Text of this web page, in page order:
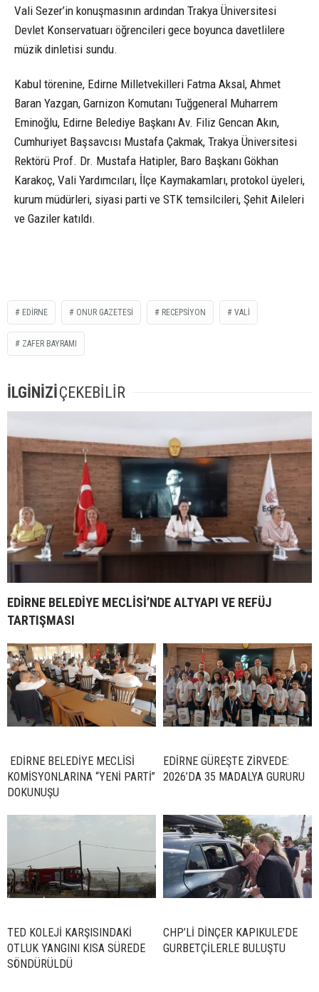
Vali Sezer’in konuşmasının ardından Trakya Üniversitesi
Devlet Konservatuarı öğrencileri gece boyunca davetlilere
müzik dinletisi sundu.
Kabul törenine, Edirne Milletvekilleri Fatma Aksal, Ahmet
Baran Yazgan, Garnizon Komutanı Tuğgeneral Muharrem
Eminoğlu, Edirne Belediye Başkanı Av. Filiz Gencan Akın,
Cumhuriyet Başsavcısı Mustafa Çakmak, Trakya Üniversitesi
Rektörü Prof. Dr. Mustafa Hatipler, Baro Başkanı Gökhan
Karakoç, Vali Yardımcıları, İlçe Kaymakamları, protokol üyeleri,
kurum müdürleri, siyasi parti ve STK temsilcileri, Şehit Aileleri
ve Gaziler katıldı.
EDIRNE ONUR GAZETESİ RECEPSIYON VALI
ZAFER BAYRAMI
İLGİNİZİÇEKEBİLİR
EDİRNE BELEDİYE MECLİSİ’NDE ALTYAPI VE REFÜJ
TARTIŞMASI
EDİRNE BELEDİYE MECLİSİ
KOMİSYONLARINA “YENİ PARTİ”
DOKUNUŞU
EDİRNE GÜREŞTE ZİRVEDE:
2026’DA 35 MADALYA GURURU
TED KOLEJİ KARŞISINDAKİ
OTLUK YANGINI KISA SÜREDE
SÖNDÜRÜLDÜ
CHP’Lİ DİNÇER KAPIKULE’DE
GURBETÇİLERLE BULUŞTU